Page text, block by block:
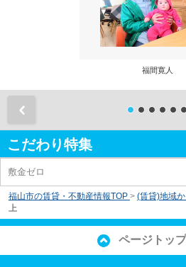
福間寛人
こだわり特集
敷金ゼロ
福山市の賃貸・不動産情報TOP > (賃貸)地域
上
ページトッ